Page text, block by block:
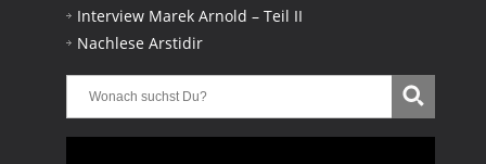
Interview Marek Arnold – Teil II
Nachlese Arstidir